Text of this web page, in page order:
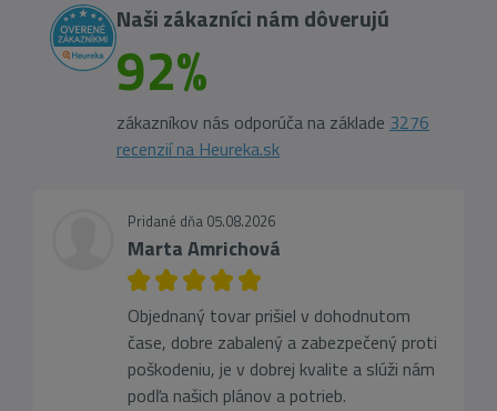
Naši zákazníci nám dôverujú
92%
zákazníkov nás odporúča na základe 3276
recenzií na Heureka.sk
Pridané dňa 05.08.2026
Marta Amrichová
Objednaný tovar prišiel v dohodnutom
čase, dobre zabalený a zabezpečený proti
poškodeniu, je v dobrej kvalite a slúži nám
podľa našich plánov a potrieb.